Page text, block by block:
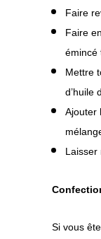
Faire
Faire
émincé
Mettre
d’huile
Ajouter
Laisser
Si vous